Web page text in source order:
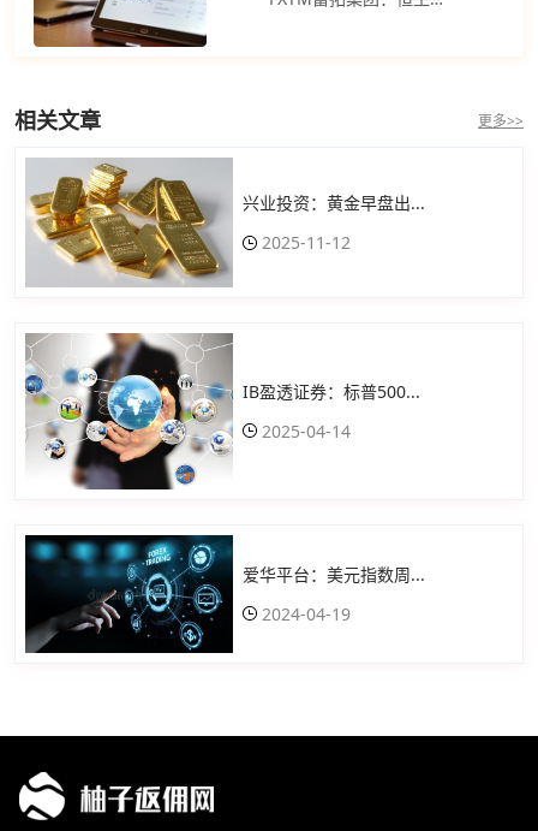
相关文章 更多>>
兴业投资：黄金早盘出...
2025-11-12
IB盈透证券：标普500...
2025-04-14
爱华平台：美元指数周...
2024-04-19